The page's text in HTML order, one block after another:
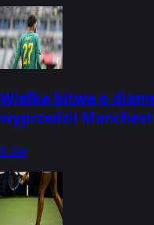
Wielka bitwa o
wyprzedził
8 sie